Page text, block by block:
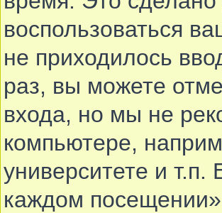
воспользоваться
не приходилось
раз, вы можете
входа, но мы не
компьютере,
университете и т.п.
каждом посещении»